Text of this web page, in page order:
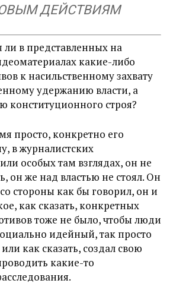
ДЕЙСТВИЯМ
в представленных на
какие-либо
к насильственному захвату
удержанию власти, а
конституционного строя?
просто, конкретно его
в журналистских
особых там взглядах, он не
он же над властью не стоял. Он
стороны как бы говорил, он и
как сказать, конкретных
тоже не было, чтобы люди
идейный, так просто
как сказать, создал свою
какие-то